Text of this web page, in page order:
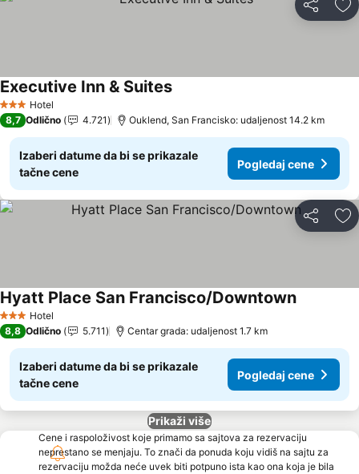
Deli
3 Zvezdice
Hotel
Executive Inn & SuitesPogledaj cene
8,7 Odlično 4.721 Ouklend, San Francisko: udaljenost 14.2 km
Izaberi datume da bi se prikazale
tačne cene
Pogledaj cene
Deli
3 Zvezdice
Hotel
Hyatt Place San Francisco/DowntownPogledaj
8,8 Odlično 5.711 Centar grada: udaljenost 1.7 km
Izaberi datume da bi se prikazale
tačne cene
Pogledaj cene
Prikaži više
Cene i raspoloživost koje primamo sa sajtova za rezervaciju
neprestano se menjaju. To znači da ponuda koju vidiš na sajtu za
rezervaciju možda neće uvek biti potpuno ista kao ona koja je bila